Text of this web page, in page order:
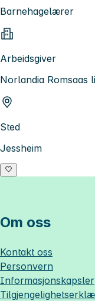
Barnehagelærer
Arbeidsgiver
Norlandia Romsaas
Sted
Jessheim
Om oss
Kontakt oss
Personvern
Informasjonskapsler